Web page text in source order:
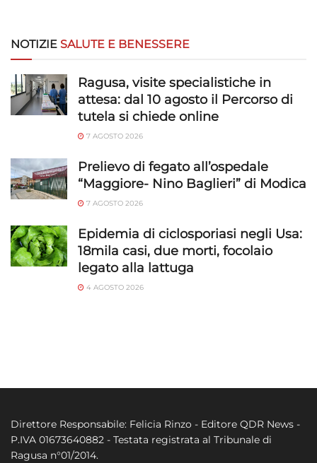
NOTIZIE SALUTE E BENESSERE
Ragusa, visite specialistiche in
attesa: dal 10 agosto il Percorso di
tutela si chiede online
7 AGOSTO 2026
Prelievo di fegato all’ospedale
“Maggiore- Nino Baglieri” di Modica
7 AGOSTO 2026
Epidemia di ciclosporiasi negli Usa:
18mila casi, due morti, focolaio
legato alla lattuga
4 AGOSTO 2026
Direttore Responsabile: Felicia Rinzo - Editore QDR News -
P.IVA 01673640882 - Testata registrata al Tribunale di
Ragusa n°01/2014.